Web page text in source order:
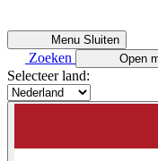
Menu Sluiten
Zoeken Open
Selecteer land: